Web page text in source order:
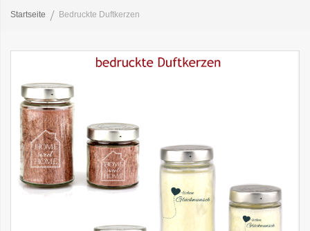
Startseite Bedruckte Duftkerzen